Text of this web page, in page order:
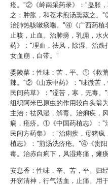
疮。"②《岭南采药录》："蛊胀
之；肿胀，和苍术煎汤熏蒸之。
治肺热咳嗽痰喘。"④《广西药植
止咳，止血。治肺痨，乳痈，水
药》："理血，祛风，除湿。治跌
女血崩，白带。"
委陵菜：性味：苦，平。①《救
辣。"②《山东中药》："味微苦
民间药草》："涩苦，寒，无毒。
组织阿米巴原虫的作用较白头翁
主治：祛风湿，解毒。治痢疾，
痫，疮疥。①《中国药植志》："
民间方药集》："治痢疾，母猪
植志》："煎汤洗疥疮。"④《贵
毒。治赤白痢下，风湿疼痛，瘫
安息香：性味，辛、苦，平。归
开窃清神，行气活血，止痛。用